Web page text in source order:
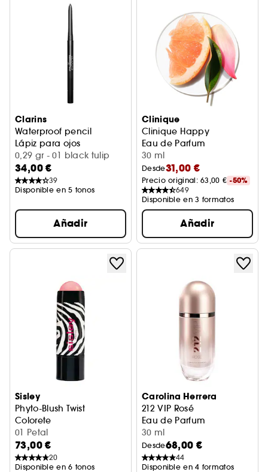
Clarins
Waterproof pencil
Lápiz para ojos
0,29 gr - 01 black tulip
34,00 €
39
Disponible en 5 tonos
Añadir
Clinique
Clinique Happy
Eau de Parfum
30 ml
Desde31,00 €
Precio original: 63,00 € -50%
649
Disponible en 3 formatos
Añadir
Sisley
Phyto-Blush Twist
Colorete
01 Petal
73,00 €
20
Disponible en 6 tonos
Carolina Herrera
212 VIP Rosé
Eau de Parfum
30 ml
Desde68,00 €
44
Disponible en 4 formatos